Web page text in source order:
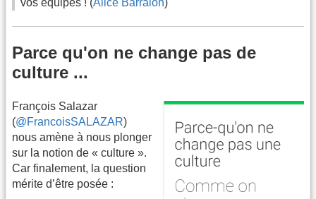
Parce qu'on ne change pas de
culture ...
François Salazar
(@FrancoisSALAZAR)
nous amène à nous plonger
sur la notion de « culture ».
Car finalement, la question
mérite d’être posée :